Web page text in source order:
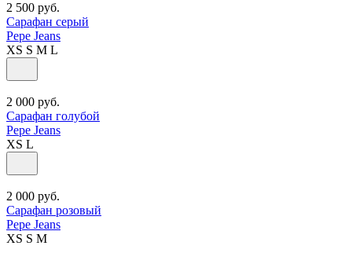
2 500 руб.
Сарафан серый
Pepe Jeans
XS S M L
2 000 руб.
Сарафан голубой
Pepe Jeans
XS L
2 000 руб.
Сарафан розовый
Pepe Jeans
XS S M